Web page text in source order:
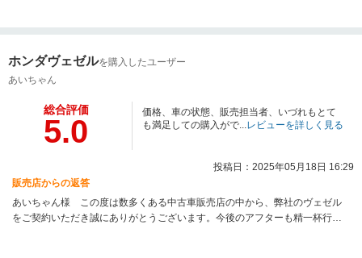
ホンダヴェゼルを購入したユーザー
あいちゃん
総合評価
5.0
価格、車の状態、販売担当者、いづれもとて
も満足しての購入がで...レビューを詳しく見る
投稿日：2025年05月18日 16:29
販売店からの返答
あいちゃん様 この度は数多くある中古車販売店の中から、弊社のヴェゼル
をご契約いただき誠にありがとうございます。今後のアフターも精一杯行い